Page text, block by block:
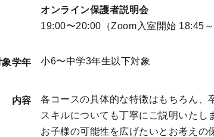
オンライン保護者説明会
19:00〜20:00（Zoom入室開始 18:45～
象学年 小6〜中学3年生以下対象
内容
各コースの具体的な特徴はもちろん、
スキルについても丁寧にご説明いたし
お子様の可能性を広げたいとお考えの